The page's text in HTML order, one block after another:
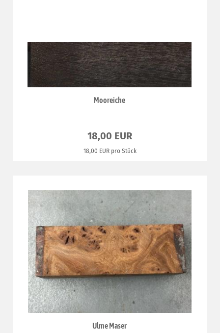
Mooreiche
18,00 EUR
18,00 EUR pro Stück
Ulme Maser